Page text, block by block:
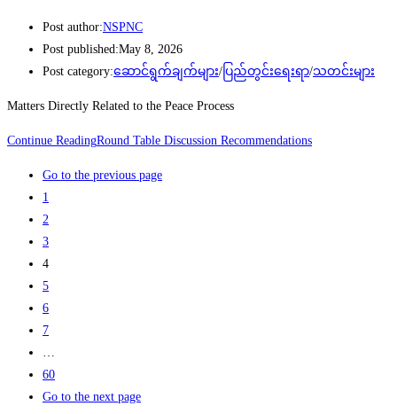
Post author:NSPNC
Post published:May 8, 2026
Post category:ဆောင်ရွက်ချက်များ/ ပြည်တွင်းရေးရာ/သတင်းများ
Matters Directly Related to the Peace Process
Continue ReadingRound Table Discussion Recommendations
Go to the previous page
1
2
3
4
5
6
7
…
60
Go to the next page